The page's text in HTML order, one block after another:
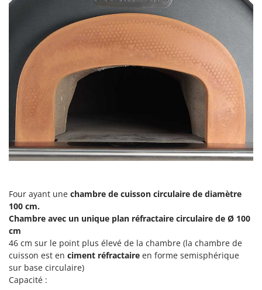
Pulvérisateurs
Pulvérisateurs portés
Rafraîchisseurs d'air par évaporation
Rampes de chargement en aluminium
Râpes à fromage électriques
Râteaux pour tracteur
Remplisseuses
Robots nettoyeurs de piscine
Robots Tondeuses
Rouleaux pour tracteur
S
Scies à Ruban
Scies alternatives à batterie
Scies de jardin télescopiques
GVS
GYS
Helvi
HiKOKI
Honda
Il-Tec
Imperia
Intec
Intex
Four ayant une chambre de cuisson circulaire de diamètre
100 cm.
Chambre avec un unique plan réfractaire circulaire de Ø 100
cm
46 cm sur le point plus élevé de la chambre (la chambre de
cuisson est en ciment réfractaire en forme semisphérique
sur base circulaire)
Capacité :